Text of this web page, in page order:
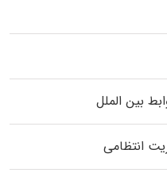
بین الملل
انتظامی